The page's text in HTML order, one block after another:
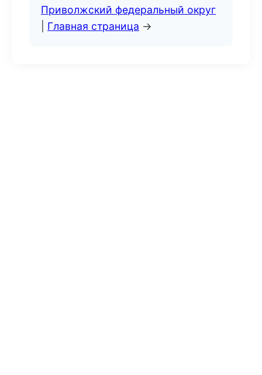
Приволжский федеральный округ
Главная страница →